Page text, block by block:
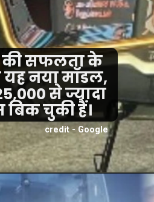
की सफलता के
नया मॉडल,
से ज्यादा
बिक चुकी हैं।
credit - Google